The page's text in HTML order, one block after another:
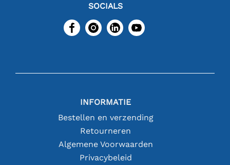
SOCIALS
INFORMATIE
Bestellen en verzending
Retourneren
Algemene Voorwaarden
Privacybeleid